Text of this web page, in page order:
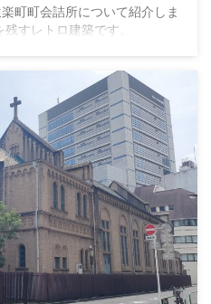
町町会詰所について紹介しま
すレトロ建築です。